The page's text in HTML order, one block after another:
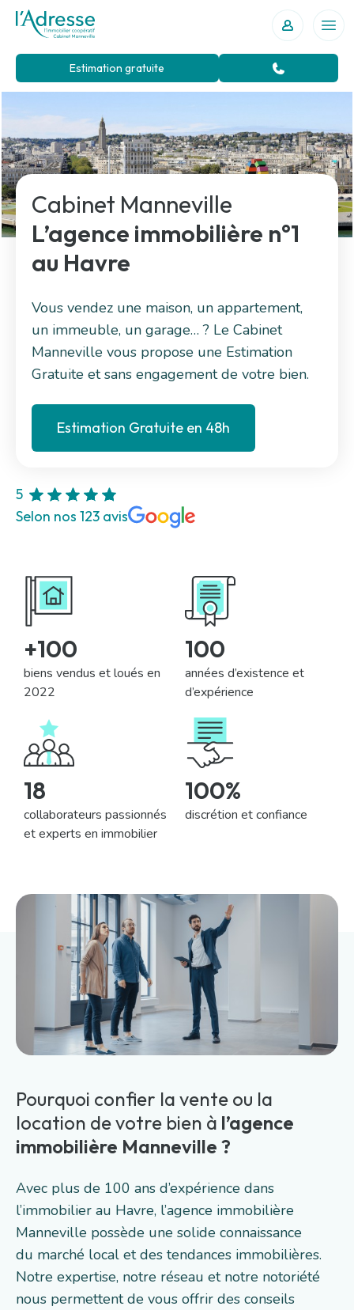
Votre agence immobilière au Havre
Estimation gratuite
Cabinet Manneville
L’agence immobilière n°1
au Havre
Vous vendez une maison, un appartement,
un immeuble, un garage… ? Le Cabinet
Manneville vous propose une Estimation
Gratuite et sans engagement de votre bien.
Estimation Gratuite en 48h
5
Selon nos 123 avis
+100
biens vendus et loués en
2022
100
années d’existence et
d’expérience
18
collaborateurs passionnés
et experts en immobilier
100%
discrétion et confiance
Pourquoi confier la vente ou la
location de votre bien à l’agence
immobilière Manneville ?
Avec plus de 100 ans d’expérience dans
l’immobilier au Havre, l’agence immobilière
Manneville possède une solide connaissance
du marché local et des tendances immobilières.
Notre expertise, notre réseau et notre notoriété
nous permettent de vous offrir des conseils